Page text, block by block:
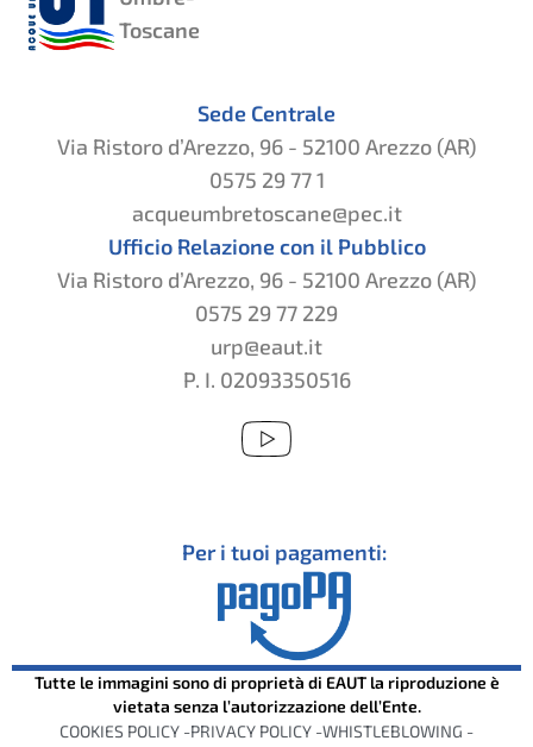
Toscane
Sede Centrale
Via Ristoro d’Arezzo, 96 - 52100 Arezzo (AR)
0575 29 77 1
acqueumbretoscane@pec.it
Ufficio Relazione con il Pubblico
Via Ristoro d’Arezzo, 96 - 52100 Arezzo (AR)
0575 29 77 229
urp@eaut.it
P. I. 02093350516
Per i tuoi pagamenti:
Tutte le immagini sono di proprietà di EAUT la riproduzione è
vietata senza l’autorizzazione dell’Ente.
COOKIES POLICY -PRIVACY POLICY -WHISTLEBLOWING -